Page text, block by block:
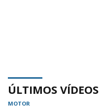
ÚLTIMOS VÍDEOS
MOTOR